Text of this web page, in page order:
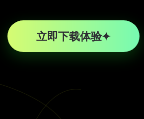
立即下载体验